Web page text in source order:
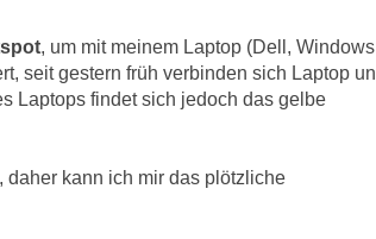
, um mit meinem Laptop (Dell,
seit gestern früh verbinden sich Laptop
Laptops findet sich jedoch das gelbe
daher kann ich mir das plötzliche